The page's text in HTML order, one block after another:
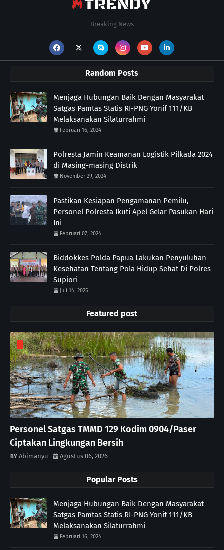
Breaking News
Random Posts
Menjaga Hubungan Baik Dengan Masyarakat
Satgas Pamtas Statis RI-PNG Yonif 111/KB
Melaksanakan Silaturrahmi
Februari 16, 2024
Polresta Jamin Keamanan Logistik Pilkada 2024
di Masing-masing Distrik
November 29, 2024
Pastikan Kesiapan Pengamanan Pemilu,
Personel Polresta Ikuti Apel Gelar Pasukan Hari
Ini
Februari 07, 2024
Biddokkes Polda Papua Lakukan Penyuluhan
Kesehatan Tentang Pola Hidup Sehat Di Polres
Supiori
Juli 14, 2025
Featured post
Personel Satgas TMMD 129 Kodim 0904/Paser
Ciptakan Lingkungan Bersih
Abimanyu Agustus 06, 2026
Popular Posts
Menjaga Hubungan Baik Dengan Masyarakat
Satgas Pamtas Statis RI-PNG Yonif 111/KB
Melaksanakan Silaturrahmi
Februari 16, 2024